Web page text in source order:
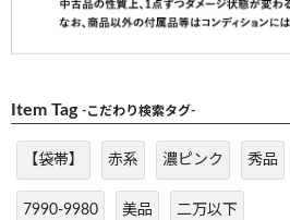
Item Tag -こだわり検索タグ-
【袋帯】 赤系 濃ピンク 秀品
7990-9980 美品 二万以下